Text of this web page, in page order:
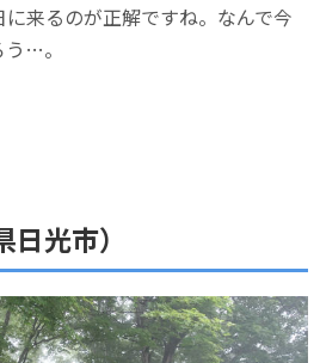
来るのが正解ですね。なんで今
…。
光市）